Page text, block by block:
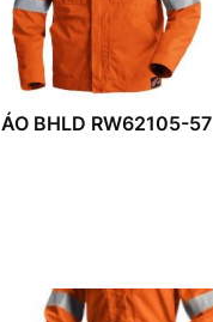
ÁO BHLD RW62105-57